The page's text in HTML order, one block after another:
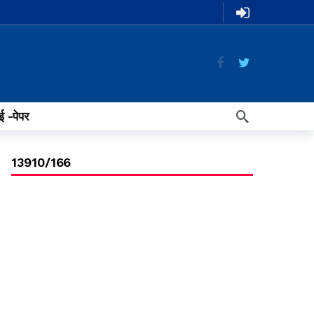
-पेपर
13910/166